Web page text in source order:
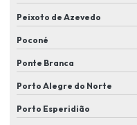
Instalação de sistema de
Instalação de sistemas de
Instalação de sistemas de
Instalação de sistemas de
Peixoto de Azevedo
Poconé
Ponte Branca
Porto Alegre do Norte
Porto Esperidião